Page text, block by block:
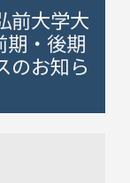
前大学大
・後期
のお知ら